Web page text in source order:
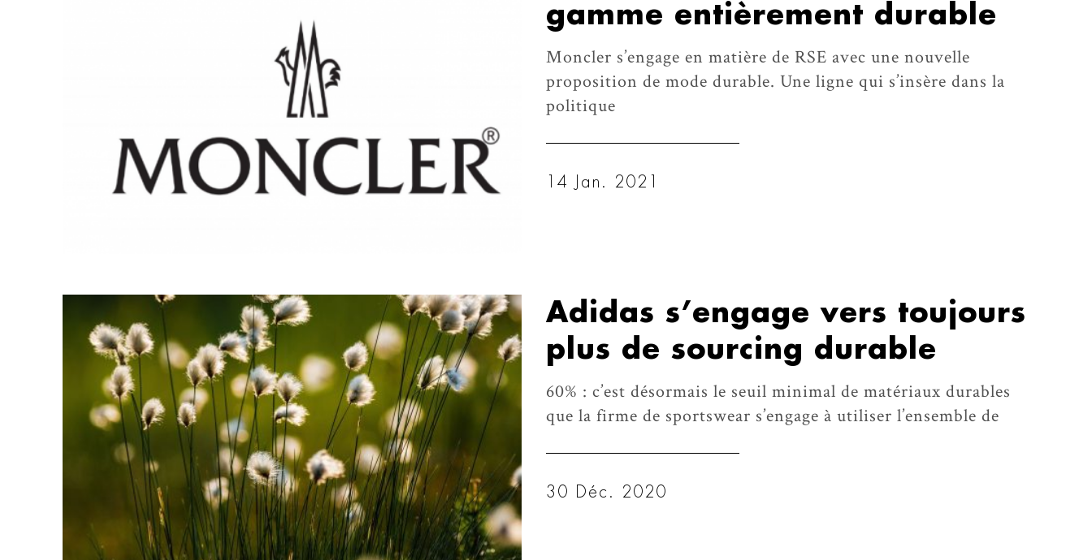
gamme entièrement durable
Moncler s’engage en matière de RSE avec une nouvelle
proposition de mode durable. Une ligne qui s’insère dans la
politique
14 Jan. 2021
Adidas s’engage vers toujours
plus de sourcing durable
60% : c’est désormais le seuil minimal de matériaux durables
que la firme de sportswear s’engage à utiliser l’ensemble de
30 Déc. 2020